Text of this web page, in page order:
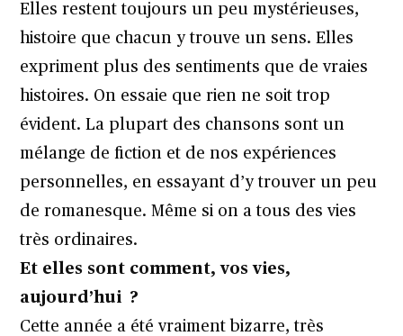
Elles restent toujours un peu mystérieuses,
histoire que chacun y trouve un sens. Elles
expriment plus des sentiments que de vraies
histoires. On essaie que rien ne soit trop
évident. La plupart des chansons sont un
mélange de fiction et de nos expériences
personnelles, en essayant d’y trouver un peu
de romanesque. Même si on a tous des vies
très ordinaires.
Et elles sont comment, vos vies,
aujourd’hui ?
Cette année a été vraiment bizarre, très